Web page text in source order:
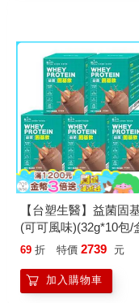
【台塑生醫】益菌固
(可可風味)(32g*10包/
盒/組
69 折 特價 2739 元
加入購物車